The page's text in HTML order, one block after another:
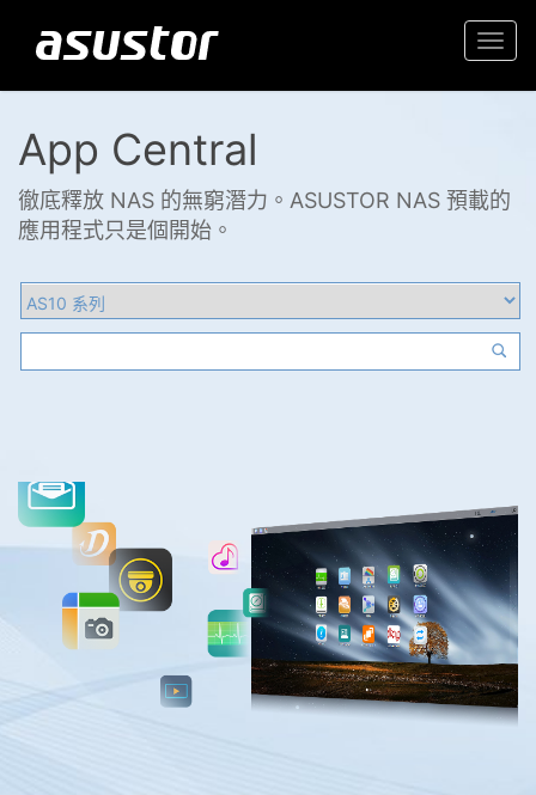
App Central
徹底釋放 NAS 的無窮潛力。ASUSTOR NAS 預載的
應用程式只是個開始。